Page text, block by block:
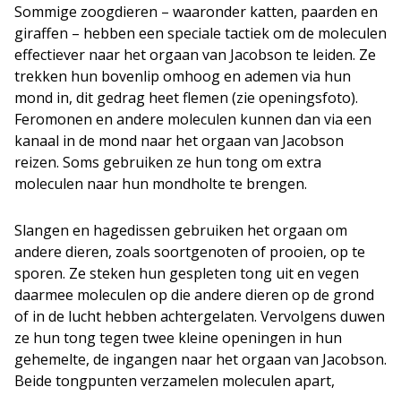
Sommige zoogdieren – waaronder katten, paarden en
giraffen – hebben een speciale tactiek om de moleculen
effectiever naar het orgaan van Jacobson te leiden. Ze
trekken hun bovenlip omhoog en ademen via hun
mond in, dit gedrag heet flemen (zie openingsfoto).
Feromonen en andere moleculen kunnen dan via een
kanaal in de mond naar het orgaan van Jacobson
reizen. Soms gebruiken ze hun tong om extra
moleculen naar hun mondholte te brengen.
Slangen en hagedissen gebruiken het orgaan om
andere dieren, zoals soortgenoten of prooien, op te
sporen. Ze steken hun gespleten tong uit en vegen
daarmee moleculen op die andere dieren op de grond
of in de lucht hebben achtergelaten. Vervolgens duwen
ze hun tong tegen twee kleine openingen in hun
gehemelte, de ingangen naar het orgaan van Jacobson.
Beide tongpunten verzamelen moleculen apart,